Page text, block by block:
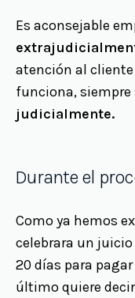
Es aconsejable
atención al cliente
funciona, siempre
judicialmente.
Durante el
Como ya hemos
celebrara un
20 días para
último quiere